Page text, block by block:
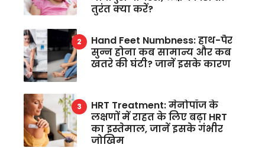
तुरंत क्या करें?
Hand Feet Numbness: हाथ-पैर
सुन्न होना कब सामान्य और कब
खतरे की घंटी? जानें इसके कारण
HRT Treatment: मेनोपॉज के
लक्षणों में राहत के लिए बढ़ा HRT
का इस्तेमाल, जानें इसके गंभीर
जोखिम